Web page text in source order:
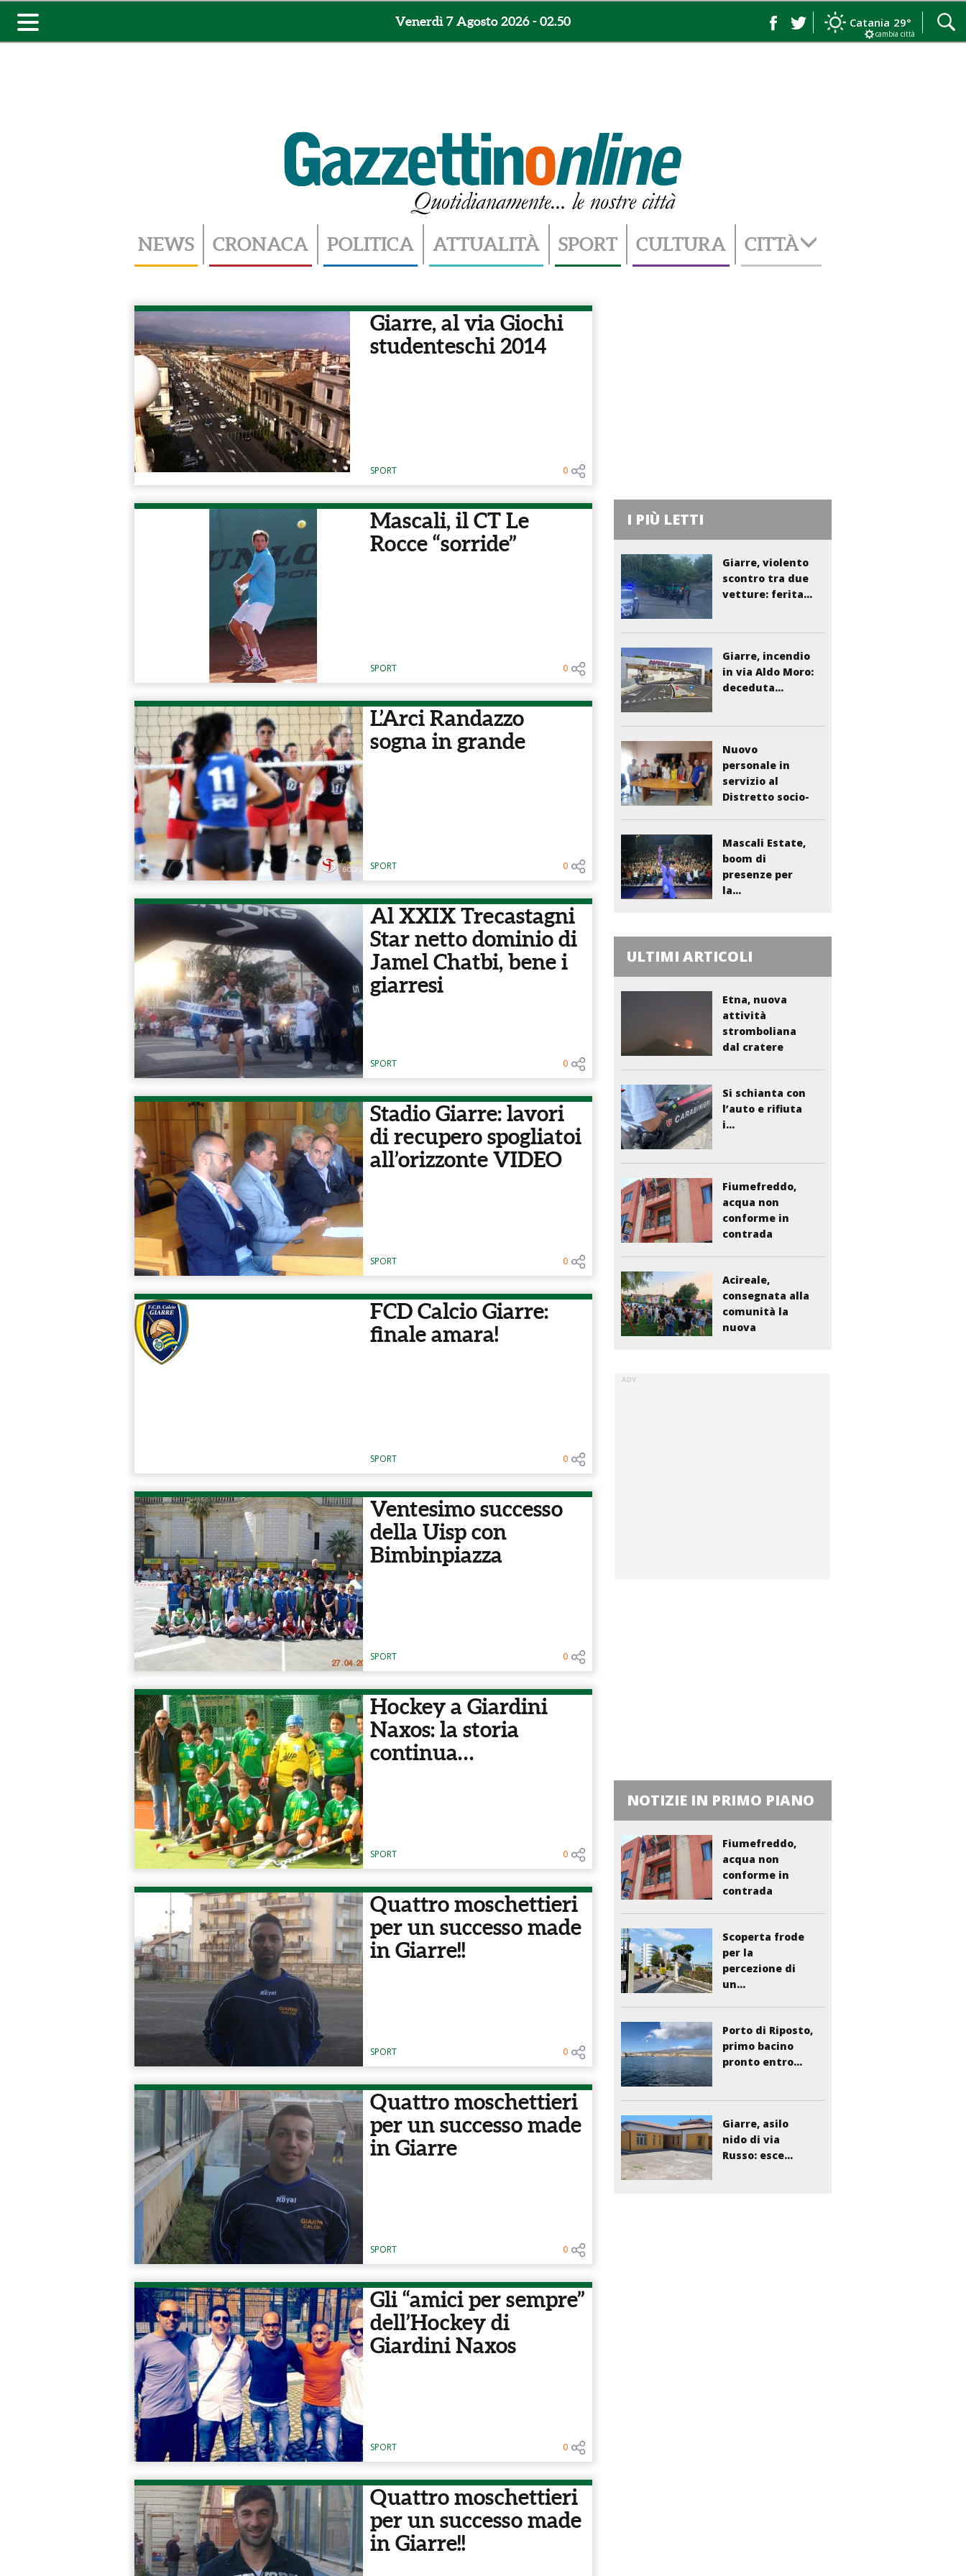
Toggle
navigation
Venerdì 7 Agosto 2026 - 02.50 Catania 29°
cambia città
NEWS CRONACA POLITICA ATTUALITÀ SPORT CULTURA CITTÀ
Giarre, al via Giochi
studenteschi 2014
SPORT 0
Mascali, il CT Le
Rocce “sorride”
SPORT 0
L’Arci Randazzo
sogna in grande
SPORT 0
Al XXIX Trecastagni
Star netto dominio di
Jamel Chatbi, bene i
giarresi
SPORT 0
Stadio Giarre: lavori
di recupero spogliatoi
all’orizzonte VIDEO
SPORT 0
FCD Calcio Giarre:
finale amara!
SPORT 0
Ventesimo successo
della Uisp con
Bimbinpiazza
SPORT 0
Hockey a Giardini
Naxos: la storia
continua…
SPORT 0
Quattro moschettieri
per un successo made
in Giarre!!
SPORT 0
Quattro moschettieri
per un successo made
in Giarre
SPORT 0
Gli “amici per sempre”
dell’Hockey di
Giardini Naxos
SPORT 0
Quattro moschettieri
per un successo made
in Giarre!!
I PIÙ LETTI
Giarre, violento
scontro tra due
vetture: ferita...
Giarre, incendio
in via Aldo Moro:
deceduta...
Nuovo
personale in
servizio al
Distretto socio-
Mascali Estate,
boom di
presenze per
la...
ULTIMI ARTICOLI
Etna, nuova
attività
stromboliana
dal cratere
Si schianta con
l’auto e rifiuta
i...
Fiumefreddo,
acqua non
conforme in
contrada
Acireale,
consegnata alla
comunità la
nuova
NOTIZIE IN PRIMO PIANO
Fiumefreddo,
acqua non
conforme in
contrada
Scoperta frode
per la
percezione di
un...
Porto di Riposto,
primo bacino
pronto entro...
Giarre, asilo
nido di via
Russo: esce...